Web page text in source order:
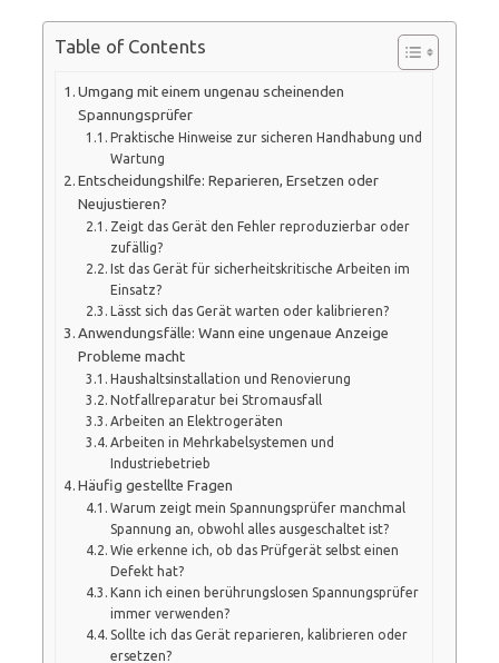
Table of Contents
Umgang mit einem ungenau scheinenden
Spannungsprüfer
Praktische Hinweise zur sicheren Handhabung und
Wartung
Entscheidungshilfe: Reparieren, Ersetzen oder
Neujustieren?
Zeigt das Gerät den Fehler reproduzierbar oder
zufällig?
Ist das Gerät für sicherheitskritische Arbeiten im
Einsatz?
Lässt sich das Gerät warten oder kalibrieren?
Anwendungsfälle: Wann eine ungenaue Anzeige
Probleme macht
Haushaltsinstallation und Renovierung
Notfallreparatur bei Stromausfall
Arbeiten an Elektrogeräten
Arbeiten in Mehrkabelsystemen und
Industriebetrieb
Häufig gestellte Fragen
Warum zeigt mein Spannungsprüfer manchmal
Spannung an, obwohl alles ausgeschaltet ist?
Wie erkenne ich, ob das Prüfgerät selbst einen
Defekt hat?
Kann ich einen berührungslosen Spannungsprüfer
immer verwenden?
Sollte ich das Gerät reparieren, kalibrieren oder
ersetzen?